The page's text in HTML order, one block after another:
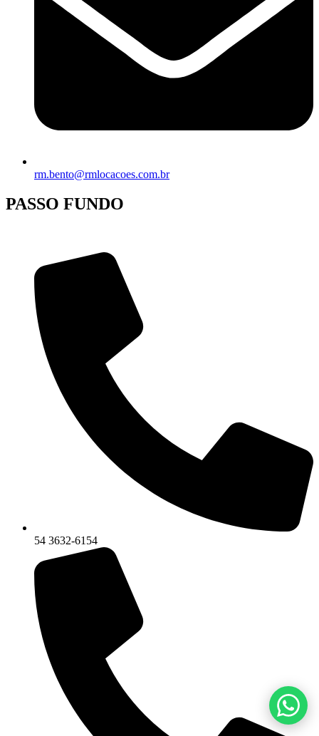
rm.bento@rmlocacoes.com.br
PASSO FUNDO
54 3632-6154